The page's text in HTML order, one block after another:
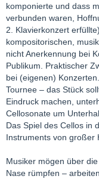
komponierte und dass
verbunden waren,
2. Klavierkonzert
kompositorischen,
nicht Anerkennung bei
Publikum. Praktischer
bei (eigenen)
Tournee – das Stück
Eindruck machen,
Cellosonate um
Das Spiel des Cellos in
Instruments von großer
Musiker mögen über
Nase rümpfen –